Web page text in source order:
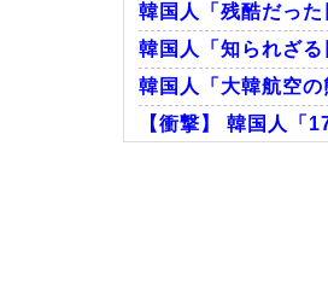
韓国人「残酷だった
韓国人「知られざ
韓国人「大韓航空
【衝撃】 韓国人「